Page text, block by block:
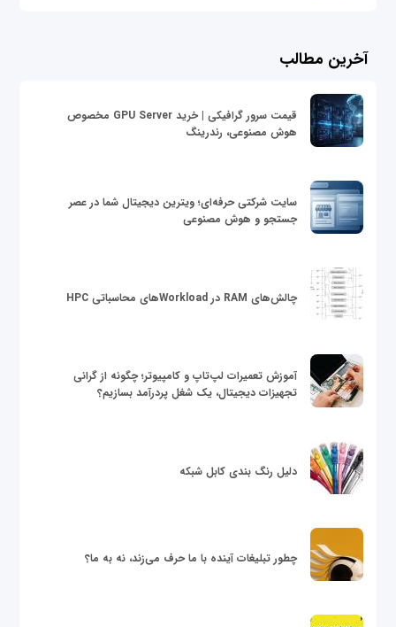
آخرین مطالب
قیمت سرور گرافیکی | خرید GPU Server مخصوص
هوش مصنوعی، رندرینگ
سایت شرکتی حرفه‌ای؛ ویترین دیجیتال شما در عصر
جستجو و هوش مصنوعی
چالش‌های RAM در Workloadهای محاسباتی HPC
آموزش تعمیرات لپ‌تاپ و کامپیوتر؛ چگونه از گرانی
تجهیزات دیجیتال، یک شغل پردرآمد بسازیم؟
دلیل رنگ بندی کابل شبکه
چطور تبلیغات آینده با ما حرف می‌زند، نه به ما؟